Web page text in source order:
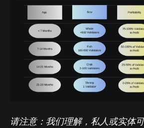
请注意：我们理解，私人或实体